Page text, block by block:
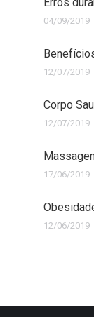
04/09/2019
12/07/2019
Corpo
12/07/2019
17/06/2019
12/06/2019